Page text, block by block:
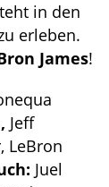
in den
erleben.
James!
Jeff
LeBron
Juel